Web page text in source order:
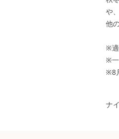
や
他
※
※一
※8
ナ